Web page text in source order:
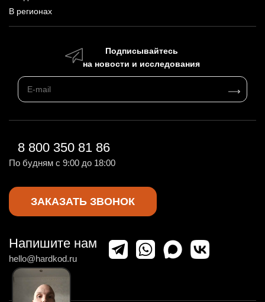
В регионах
Подписывайтесь
на новости и исследования
8 800 350 81 86
По будням с 9:00 до 18:00
ЗАКАЗАТЬ ЗВОНОК
Напишите нам
hello@hardkod.ru